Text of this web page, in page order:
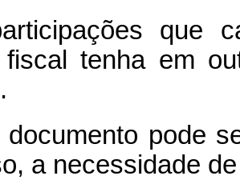
que
fiscal tenha em
documento pode
a necessidade